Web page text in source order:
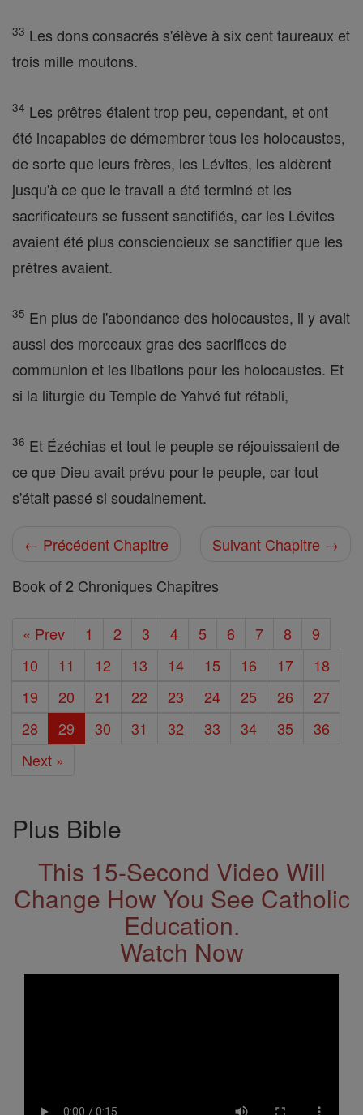
33 Les dons consacrés s'élève à six cent taureaux et
trois mille moutons.
34 Les prêtres étaient trop peu, cependant, et ont
été incapables de démembrer tous les holocaustes,
de sorte que leurs frères, les Lévites, les aidèrent
jusqu'à ce que le travail a été terminé et les
sacrificateurs se fussent sanctifiés, car les Lévites
avaient été plus consciencieux se sanctifier que les
prêtres avaient.
35 En plus de l'abondance des holocaustes, il y avait
aussi des morceaux gras des sacrifices de
communion et les libations pour les holocaustes. Et
si la liturgie du Temple de Yahvé fut rétabli,
36 Et Ézéchias et tout le peuple se réjouissaient de
ce que Dieu avait prévu pour le peuple, car tout
s'était passé si soudainement.
← Précédent Chapitre
Suivant Chapitre →
Book of 2 Chroniques Chapitres
« Prev 1 2 3 4 5 6 7 8
9
10
11 12 13 14 15 16 17
18
19
20 21 22 23 24 25 26
27
28
29 30 31 32 33 34 35
36
Next »
Plus Bible
This 15-Second Video Will
Change How You See Catholic
Education.
Watch Now